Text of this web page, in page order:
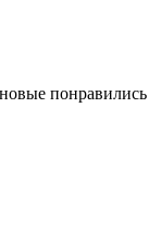
понравились